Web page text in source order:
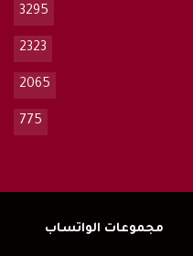
3295
2323
2065
775
مجموعات الواتساب